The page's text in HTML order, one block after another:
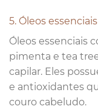
5. Óleos
Óleos essenciais
pimenta e tea
capilar. Eles
e antioxidantes
couro cabeludo.